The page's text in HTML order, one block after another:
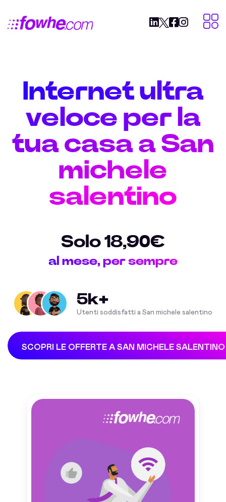
Internet ultra
veloce per la
tua casa a San
michele
salentino
Solo 18,90€
al mese, per sempre
5k+
Utenti soddisfatti a San michele salentino
SCOPRI LE OFFERTE A SAN MICHELE SALENTINO